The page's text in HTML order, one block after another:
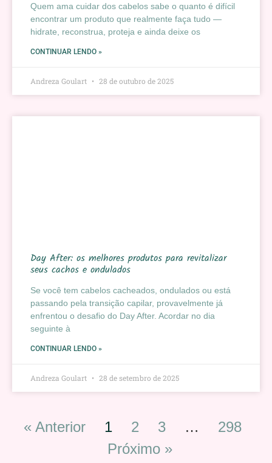
Quem ama cuidar dos cabelos sabe o quanto é difícil
encontrar um produto que realmente faça tudo —
hidrate, reconstrua, proteja e ainda deixe os
CONTINUAR LENDO »
Andreza Goulart 28 de outubro de 2025
Day After: os melhores produtos para revitalizar
seus cachos e ondulados
Se você tem cabelos cacheados, ondulados ou está
passando pela transição capilar, provavelmente já
enfrentou o desafio do Day After. Acordar no dia
seguinte à
CONTINUAR LENDO »
Andreza Goulart 28 de setembro de 2025
« Anterior 1 2 3 …
298
Próximo »